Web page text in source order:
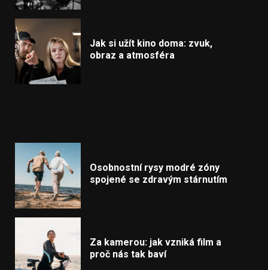
Jak si užít kino doma: zvuk,
obraz a atmosféra
Osobnostní rysy modré zóny
spojené se zdravým stárnutím
Za kamerou: jak vzniká film a
proč nás tak baví